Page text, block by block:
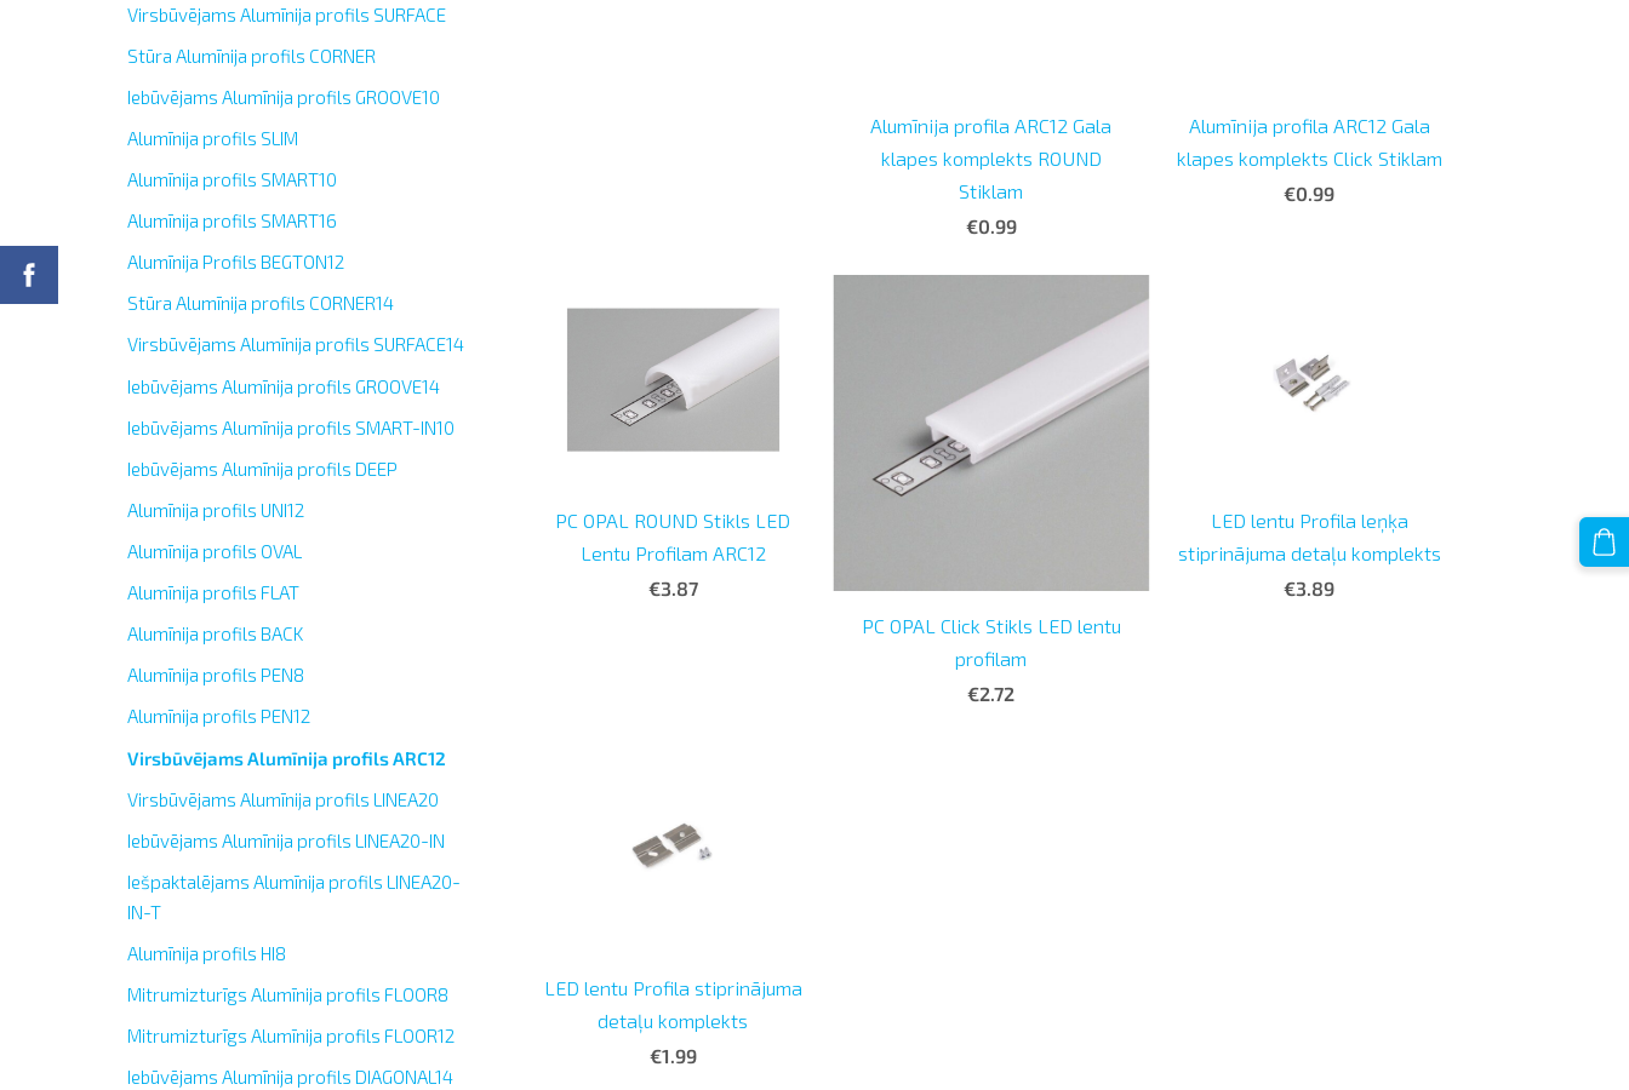
Virsbūvējams Alumīnija profils SURFACE
Stūra Alumīnija profils CORNER
Iebūvējams Alumīnija profils GROOVE10
Alumīnija profils SLIM
Alumīnija profils SMART10
Alumīnija profils SMART16
Alumīnija Profils BEGTON12
Stūra Alumīnija profils CORNER14
Virsbūvējams Alumīnija profils SURFACE14
Iebūvējams Alumīnija profils GROOVE14
Iebūvējams Alumīnija profils SMART-IN10
Iebūvējams Alumīnija profils DEEP
Alumīnija profils UNI12
Alumīnija profils OVAL
Alumīnija profils FLAT
Alumīnija profils BACK
Alumīnija profils PEN8
Alumīnija profils PEN12
Virsbūvējams Alumīnija profils ARC12
Virsbūvējams Alumīnija profils LINEA20
Iebūvējams Alumīnija profils LINEA20-IN
Iešpaktalējams Alumīnija profils LINEA20-
IN-T
Alumīnija profils HI8
Mitrumizturīgs Alumīnija profils FLOOR8
Mitrumizturīgs Alumīnija profils FLOOR12
Iebūvējams Alumīnija profils DIAGONAL14
Alumīnija profila ARC12 Gala
klapes komplekts ROUND
Stiklam
€0.99
Alumīnija profila ARC12 Gala
klapes komplekts Click Stiklam
€0.99
PC OPAL ROUND Stikls LED
Lentu Profilam ARC12
€3.87
PC OPAL Click Stikls LED lentu
profilam
€2.72
LED lentu Profila leņķa
stiprinājuma detaļu komplekts
€3.89
LED lentu Profila stiprinājuma
detaļu komplekts
€1.99